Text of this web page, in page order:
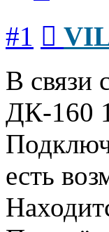
#1
В связи
ДК-160
есть